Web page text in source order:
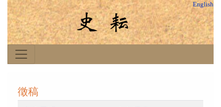
English
徵稿